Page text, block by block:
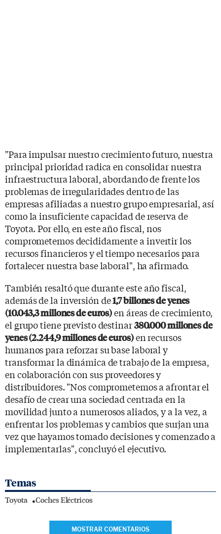
"Para impulsar nuestro crecimiento futuro, nuestra
principal prioridad radica en consolidar nuestra
infraestructura laboral, abordando de frente los
problemas de irregularidades dentro de las
empresas afiliadas a nuestro grupo empresarial, así
como la insuficiente capacidad de reserva de
Toyota. Por ello, en este año fiscal, nos
comprometemos decididamente a invertir los
recursos financieros y el tiempo necesarios para
fortalecer nuestra base laboral", ha afirmado.
También resaltó que durante este año fiscal,
además de la inversión de1,7 billones de yenes
(10.043,3 millones de euros)en áreas de crecimiento,
el grupo tiene previsto destinar380.000 millones de
yenes (2.244,9 millones de euros)en recursos
humanos para reforzar su base laboral y
transformar la dinámica de trabajo de la empresa,
en colaboración con sus proveedores y
distribuidores. "Nos comprometemos a afrontar el
desafío de crear una sociedad centrada en la
movilidad junto a numerosos aliados, y a la vez, a
enfrentar los problemas y cambios que surjan una
vez que hayamos tomado decisiones y comenzado a
implementarlas", concluyó el ejecutivo.
Temas
Toyota Coches Eléctricos
MOSTRAR COMENTARIOS